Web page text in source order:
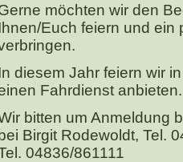
möchten wir den
Euch feiern und
diesem Jahr feiern wir
Fahrdienst anbieten.
bitten um Anmeldung
Birgit Rodewoldt, Tel.
04836/861111